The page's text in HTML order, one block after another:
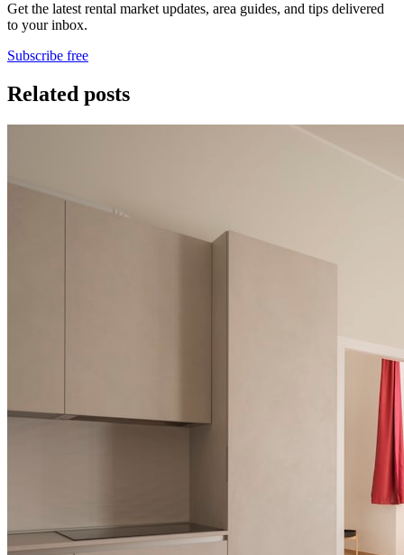
Get the latest rental market updates, area guides, and tips delivered
to your inbox.
Subscribe free
Related posts